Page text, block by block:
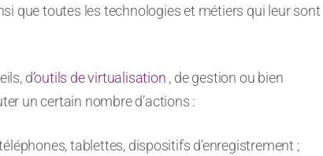
que toutes les technologies et métiers qui leur sont
d’outils de virtualisation , de gestion ou bien
un certain nombre d’actions :
tablettes, dispositifs d’enregistrement ;